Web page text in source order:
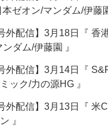
ゼオン/マンダム/伊藤
外配信】3月18日『 香
ダム/伊藤園 』
外配信】3月14日『
ック/力の源HG 』
外配信】3月13日『 米
』